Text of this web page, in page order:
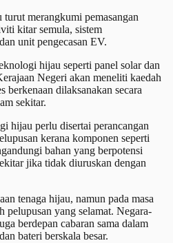
merangkumi pemasangan
kitar semula, sistem
unit pengecasan EV.
hijau seperti panel solar dan
Negeri akan meneliti kaedah
berkenaan dilaksanakan secara
sekitar.
hijau perlu disertai perancangan
kerana komponen seperti
bahan yang berpotensi
jika tidak diuruskan dengan
tenaga hijau, namun pada masa
pelupusan yang selamat. Negara-
berdepan cabaran sama dalam
bateri berskala besar.